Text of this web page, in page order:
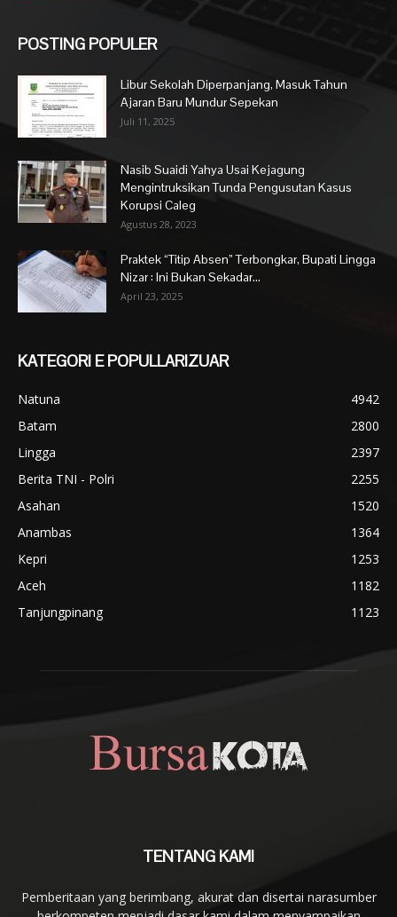
POSTING POPULER
Libur Sekolah Diperpanjang, Masuk Tahun
Ajaran Baru Mundur Sepekan
Juli 11, 2025
Nasib Suaidi Yahya Usai Kejagung
Mengintruksikan Tunda Pengusutan Kasus
Korupsi Caleg
Agustus 28, 2023
Praktek “Titip Absen” Terbongkar, Bupati Lingga
Nizar : Ini Bukan Sekadar...
April 23, 2025
KATEGORI E POPULLARIZUAR
Natuna
4942
Batam
2800
Lingga
2397
Berita TNI - Polri
2255
Asahan
1520
Anambas
1364
Kepri
1253
Aceh
1182
Tanjungpinang
1123
TENTANG KAMI
Pemberitaan yang berimbang, akurat dan disertai narasumber